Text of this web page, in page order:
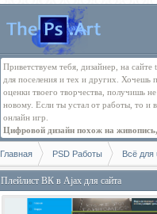
Приветствуем тебя, дизайнер, на
для поселения и тех и других. Хочешь
оценки твоего творчества, получишь
новому. Если ты устал от работы, то и
онлайн игр.
Цифровой дизайн похож на
Главная PSD Работы Всё для
Плейлист ВК в Ajax для сайта